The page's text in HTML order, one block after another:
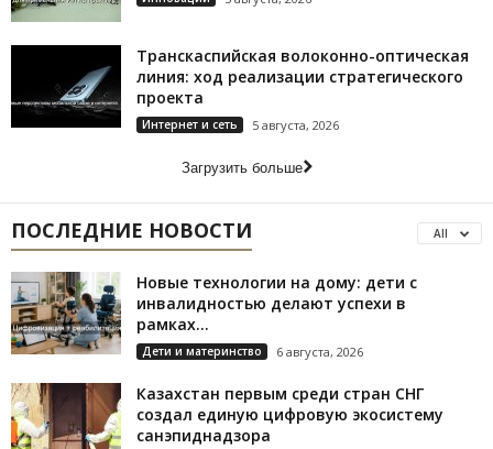
Транскаспийская волоконно-оптическая
линия: ход реализации стратегического
проекта
Интернет и сеть 5 августа, 2026
Загрузить больше
ПОСЛЕДНИЕ НОВОСТИ All
Новые технологии на дому: дети с
инвалидностью делают успехи в
рамках...
Дети и материнство 6 августа, 2026
Казахстан первым среди стран СНГ
создал единую цифровую экосистему
санэпиднадзора